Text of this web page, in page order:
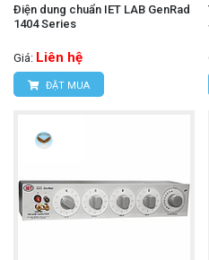
Ðiện dung chuẩn IET LAB GenRad
1404 Series
Giá: Liên hệ
ĐẶT MUA